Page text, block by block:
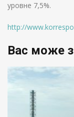
уровне 7,5%.
http://
Вас може